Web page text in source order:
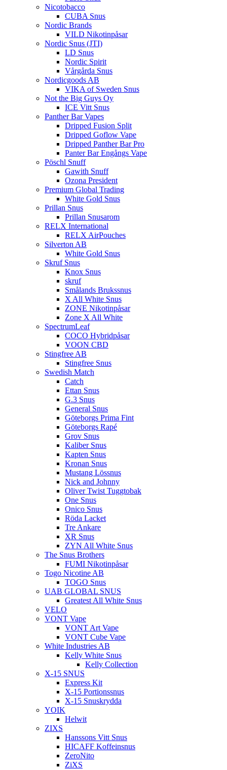
Nicotobacco
CUBA Snus
Nordic Brands
VILD Nikotinpåsar
Nordic Snus (JTI)
LD Snus
Nordic Spirit
Vårgårda Snus
Nordicgoods AB
VIKA of Sweden Snus
Not the Big Guys Oy
ICE Vitt Snus
Panther Bar Vapes
Dripped Fusion Split
Dripped Goflow Vape
Dripped Panther Bar Pro
Panter Bar Engångs Vape
Pöschl Snuff
Gawith Snuff
Ozona President
Premium Global Trading
White Gold Snus
Prillan Snus
Prillan Snusarom
RELX International
RELX AirPouches
Silverton AB
White Gold Snus
Skruf Snus
Knox Snus
skruf
Smålands Brukssnus
X All White Snus
ZONE Nikotinpåsar
Zone X All White
SpectrumLeaf
COCO Hybridpåsar
VOON CBD
Stingfree AB
Stingfree Snus
Swedish Match
Catch
Ettan Snus
G.3 Snus
General Snus
Göteborgs Prima Fint
Göteborgs Rapé
Grov Snus
Kaliber Snus
Kapten Snus
Kronan Snus
Mustang Lössnus
Nick and Johnny
Oliver Twist Tuggtobak
One Snus
Onico Snus
Röda Lacket
Tre Ankare
XR Snus
ZYN All White Snus
The Snus Brothers
FUMI Nikotinpåsar
Togo Nicotine AB
TOGO Snus
UAB GLOBAL SNUS
Greatest All White Snus
VELO
VONT Vape
VONT Art Vape
VONT Cube Vape
White Industries AB
Kelly White Snus
Kelly Collection
X-15 SNUS
Express Kit
X-15 Portionssnus
X-15 Snuskrydda
YOIK
Helwit
ZIXS
Hanssons Vitt Snus
HICAFF Koffeinsnus
ZeroNito
ZiXS